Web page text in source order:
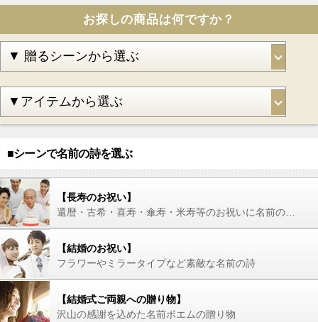
お探しの商品は何ですか？
■シーンで名前の詩を選ぶ
【長寿のお祝い】
還暦・古希・喜寿・傘寿・米寿等のお祝いに名前の詩を
【結婚のお祝い】
フラワーやミラータイプなど素敵な名前の詩
【結婚式ご両親への贈り物】
沢山の感謝を込めた名前ポエムの贈り物